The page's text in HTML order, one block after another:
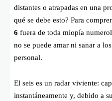
distantes o atrapadas en una
qué se debe esto? Para
6 fuera de toda miopía
no se puede amar ni sanar a
personal.
El seis es un radar viviente:
instantáneamente y, debido a